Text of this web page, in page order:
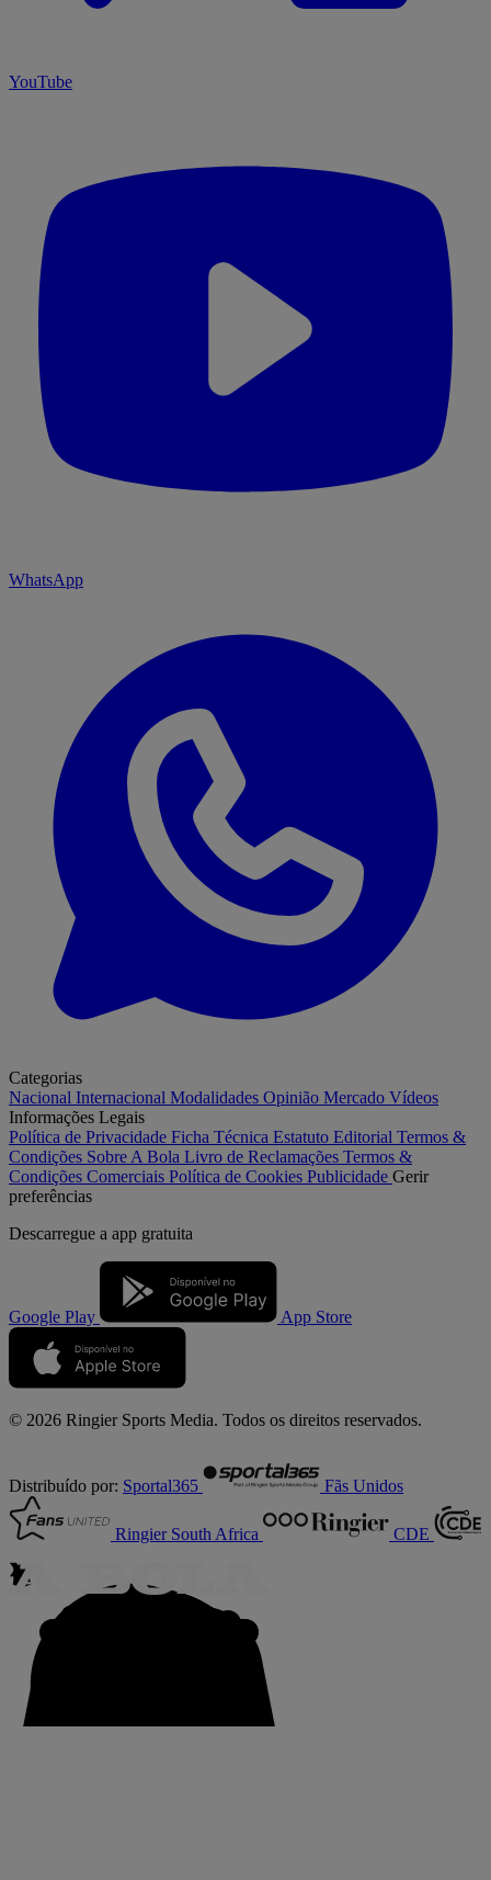
YouTube
WhatsApp
Categorias
Nacional Internacional Modalidades Opinião Mercado Vídeos
Informações Legais
Política de Privacidade Ficha Técnica Estatuto Editorial Termos &
Condições Sobre A Bola Livro de Reclamações Termos &
Condições Comerciais Política de Cookies Publicidade Gerir
preferências
Descarregue a app gratuita
Google Play App Store
© 2026 Ringier Sports Media. Todos os direitos reservados.
Distribuído por: Sportal365 Fãs Unidos
Ringier South Africa CDE